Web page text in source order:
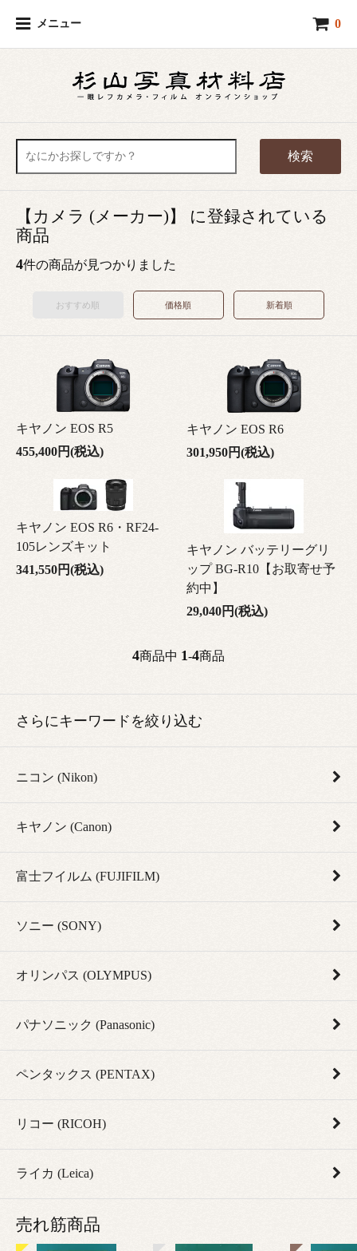
メニュー 0
検索
【カメラ (メーカー)】 に登録されている
商品
4件の商品が見つかりました
おすすめ順 価格順 新着順
キヤノン EOS R5
455,400円(税込)
キヤノン EOS R6
301,950円(税込)
キヤノン EOS R6・RF24-
105レンズキット
341,550円(税込)
キヤノン バッテリーグリ
ップ BG-R10【お取寄せ予
約中】
29,040円(税込)
4商品中 1-4商品
さらにキーワードを絞り込む
ニコン (Nikon)
キヤノン (Canon)
富士フイルム (FUJIFILM)
ソニー (SONY)
オリンパス (OLYMPUS)
パナソニック (Panasonic)
ペンタックス (PENTAX)
リコー (RICOH)
ライカ (Leica)
売れ筋商品